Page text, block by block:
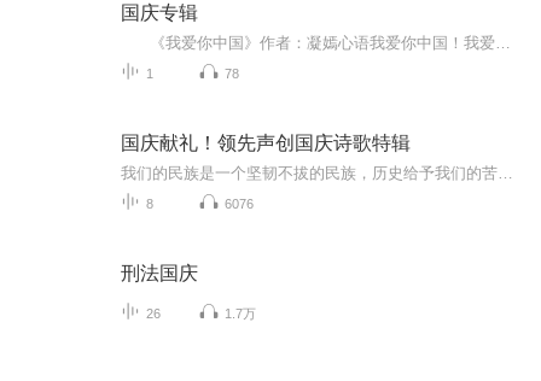
国庆专辑
1 78
国庆献礼！领先声创国庆诗歌特辑
8 6076
刑法国庆
26 1.7万